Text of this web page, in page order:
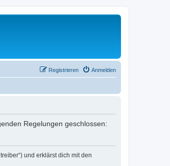
Anmelden
Registrieren
Regelungen geschlossen:
und erklärst dich mit den